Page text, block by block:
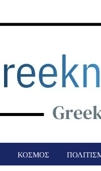
ΚΟΣΜΟΣ